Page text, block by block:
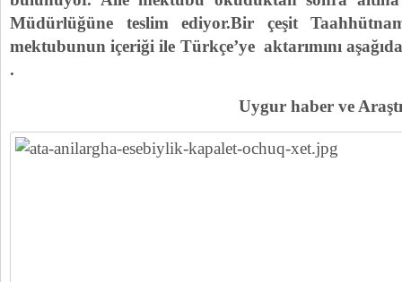
Müdürlüğüne teslim ediyor.Bir çeşit
mektubunun içeriği ile Türkçe’ye aktarımını
.
Uygur haber ve